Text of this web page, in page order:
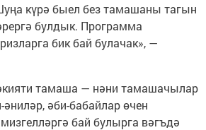
күрә быел без тамашаны тагын
булдык. Программа
бик бай булачак», —
тамаша — нәни тамашачылар
әниләр, әби-бабайлар өчен
бай булырга вәгъдә